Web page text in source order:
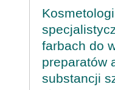
farbach do
preparatów
substancji